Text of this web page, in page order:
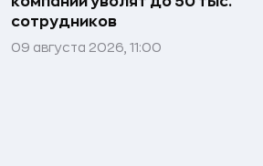
сотрудников
09 августа 2026, 11:00